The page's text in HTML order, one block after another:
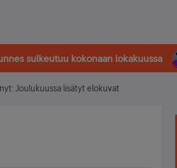
sulkeutuu kokonaan lokakuussa
Joulukuussa lisätyt elokuvat